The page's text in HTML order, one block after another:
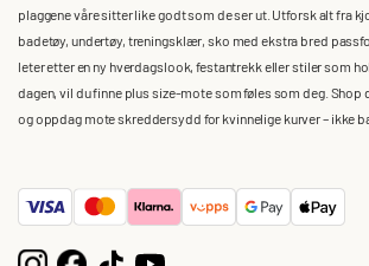
plaggene våre sitter like godt som de ser ut. Utforsk alt fra
badetøy, undertøy, treningsklær, sko med ekstra bred
leter etter en ny hverdagslook, festantrekk eller stiler som
dagen, vil du finne plus size-mote som føles som deg.
og oppdag mote skreddersydd for kvinnelige kurver – ikke